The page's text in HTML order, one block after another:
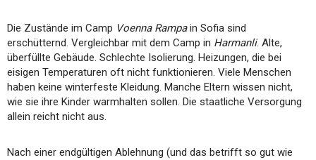
Die Zustände im Camp Voenna Rampain Sofia sind
erschütternd. Vergleichbar mit dem Camp in Harmanli. Alte,
überfüllte Gebäude. Schlechte Isolierung. Heizungen, die bei
eisigen Temperaturen oft nicht funktionieren. Viele Menschen
haben keine winterfeste Kleidung. Manche Eltern wissen nicht,
wie sie ihre Kinder warmhalten sollen. Die staatliche Versorgung
allein reicht nicht aus.
Nach einer endgültigen Ablehnung (und das betrifft so gut wie